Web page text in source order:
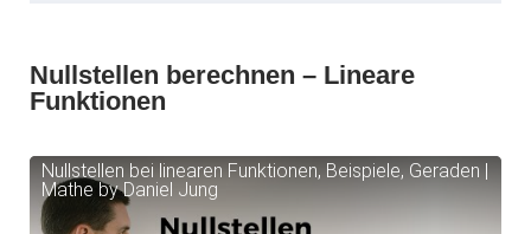
Nullstellen berechnen – Lineare
Funktionen
Nullstellen bei linearen Funktionen, Beispiele, Geraden |
Mathe by Daniel Jung